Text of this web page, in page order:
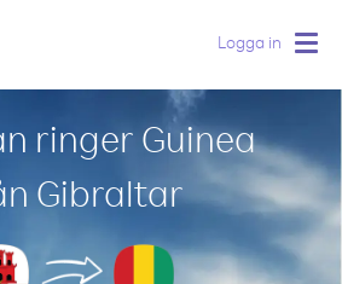
Logga in
ringer Guinea
Gibraltar